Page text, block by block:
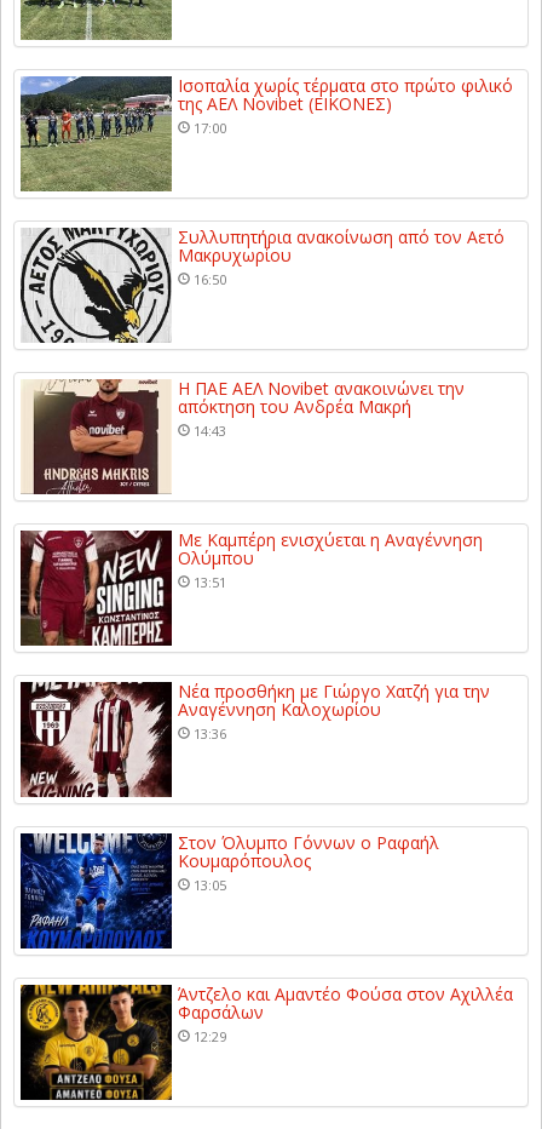
Ισοπαλία χωρίς τέρματα στο πρώτο φιλικό
της ΑΕΛ Novibet (ΕΙΚΟΝΕΣ)
17:00
Συλλυπητήρια ανακοίνωση από τον Αετό
Μακρυχωρίου
16:50
Η ΠΑΕ ΑΕΛ Novibet ανακοινώνει την
απόκτηση του Ανδρέα Μακρή
14:43
Με Καμπέρη ενισχύεται η Αναγέννηση
Ολύμπου
13:51
Νέα προσθήκη με Γιώργο Χατζή για την
Αναγέννηση Καλοχωρίου
13:36
Στον Όλυμπο Γόννων ο Ραφαήλ
Κουμαρόπουλος
13:05
Άντζελο και Αμαντέο Φούσα στον Αχιλλέα
Φαρσάλων
12:29